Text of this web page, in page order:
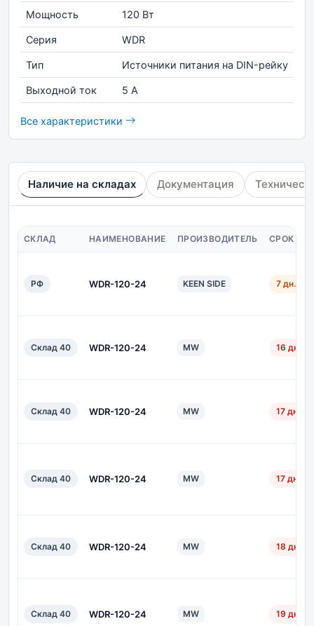
Мощность 120 Вт
Серия WDR
Тип Источники питания на DIN-рейку
Выходной ток 5 А
Все характеристики
Наличие на складах Документация
СКЛАД НАИМЕНОВАНИЕ ПРОИЗВОДИТЕЛЬ СРОК
РФ WDR-120-24 KEEN SIDE 7 дн.
Склад 40 WDR-120-24 MW 16 дн.
Склад 40 WDR-120-24 MW 17 дн.
Склад 40 WDR-120-24 MW 17 дн.
Склад 40 WDR-120-24 MW 18 дн.
Склад 40 WDR-120-24 MW 19 дн.